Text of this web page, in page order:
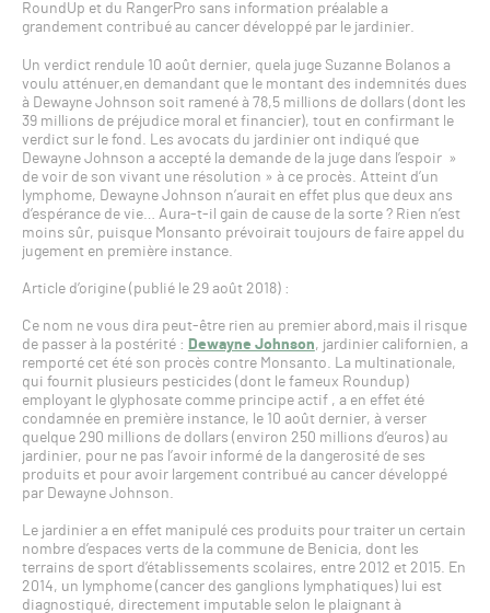
RoundUp et du RangerPro sans information préalable a
grandement contribué au cancer développé par le jardinier.
Un verdict rendule 10 août dernier, quela juge Suzanne Bolanos a
voulu atténuer,en demandant que le montant des indemnités dues
à Dewayne Johnson soit ramené à 78,5 millions de dollars (dont les
39 millions de préjudice moral et financier), tout en confirmant le
verdict sur le fond. Les avocats du jardinier ont indiqué que
Dewayne Johnson a accepté la demande de la juge dans l’espoir »
de voir de son vivant une résolution » à ce procès. Atteint d’un
lymphome, Dewayne Johnson n’aurait en effet plus que deux ans
d’espérance de vie… Aura-t-il gain de cause de la sorte ? Rien n’est
moins sûr, puisque Monsanto prévoirait toujours de faire appel du
jugement en première instance.
Article d’origine (publié le 29 août 2018) :
Ce nom ne vous dira peut-être rien au premier abord,mais il risque
de passer à la postérité : Dewayne Johnson, jardinier californien, a
remporté cet été son procès contre Monsanto. La multinationale,
qui fournit plusieurs pesticides (dont le fameux Roundup)
employant le glyphosate comme principe actif , a en effet été
condamnée en première instance, le 10 août dernier, à verser
quelque 290 millions de dollars (environ 250 millions d’euros) au
jardinier, pour ne pas l’avoir informé de la dangerosité de ses
produits et pour avoir largement contribué au cancer développé
par Dewayne Johnson.
Le jardinier a en effet manipulé ces produits pour traiter un certain
nombre d’espaces verts de la commune de Benicia, dont les
terrains de sport d’établissements scolaires, entre 2012 et 2015. En
2014, un lymphome (cancer des ganglions lymphatiques) lui est
diagnostiqué, directement imputable selon le plaignant à